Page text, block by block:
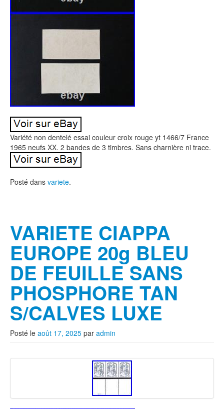
Variété non dentelé essai couleur croix rouge yt 1466/7 France
1965 neufs XX. 2 bandes de 3 timbres. Sans charnière ni trace.
Posté dans variete.
VARIETE CIAPPA
EUROPE 20g BLEU
DE FEUILLE SANS
PHOSPHORE TAN
S/CALVES LUXE
Posté le août 17, 2025 par admin